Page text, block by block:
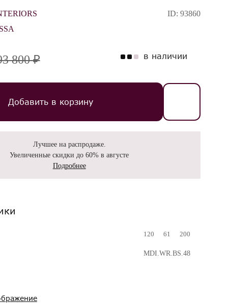
ID:93860
800 ₽ в наличии
Добавить в корзину
Лучшее на распродаже.
Увеличенные скидки до 60% в августе
Подробнее
120 61 200
MDI.WR.BS.48